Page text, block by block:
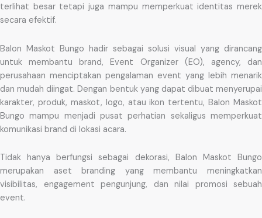
terlihat besar tetapi juga mampu memperkuat identitas merek
secara efektif.
Balon Maskot Bungo hadir sebagai solusi visual yang dirancang
untuk membantu brand, Event Organizer (EO), agency, dan
perusahaan menciptakan pengalaman event yang lebih menarik
dan mudah diingat. Dengan bentuk yang dapat dibuat menyerupai
karakter, produk, maskot, logo, atau ikon tertentu, Balon Maskot
Bungo mampu menjadi pusat perhatian sekaligus memperkuat
komunikasi brand di lokasi acara.
Tidak hanya berfungsi sebagai dekorasi, Balon Maskot Bungo
merupakan aset branding yang membantu meningkatkan
visibilitas, engagement pengunjung, dan nilai promosi sebuah
event.